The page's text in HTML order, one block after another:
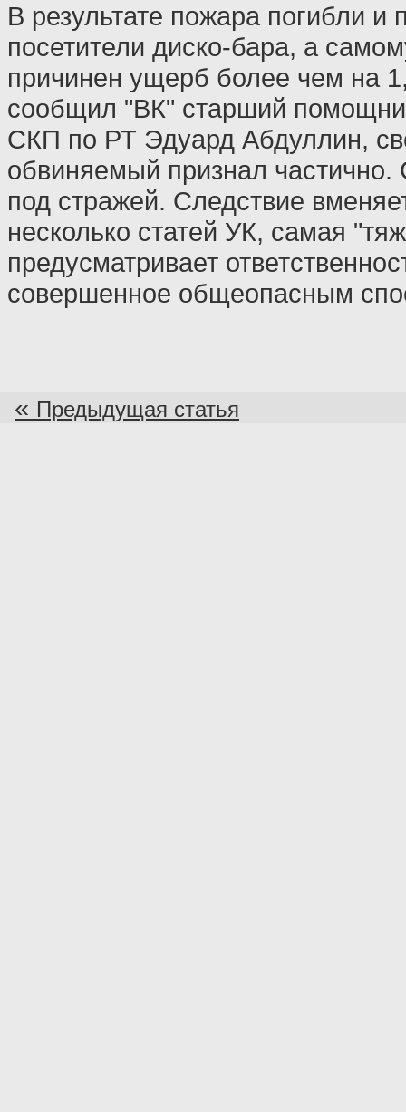
В результате пожара погибли и
посетители диско-бара, а
причинен ущерб более чем на
сообщил "ВК" старший
СКП по РТ Эдуард Абдуллин,
обвиняемый признал частично.
под стражей. Следствие
несколько статей УК, самая
предусматривает
совершенное общеопасным
« Предыдущая статья